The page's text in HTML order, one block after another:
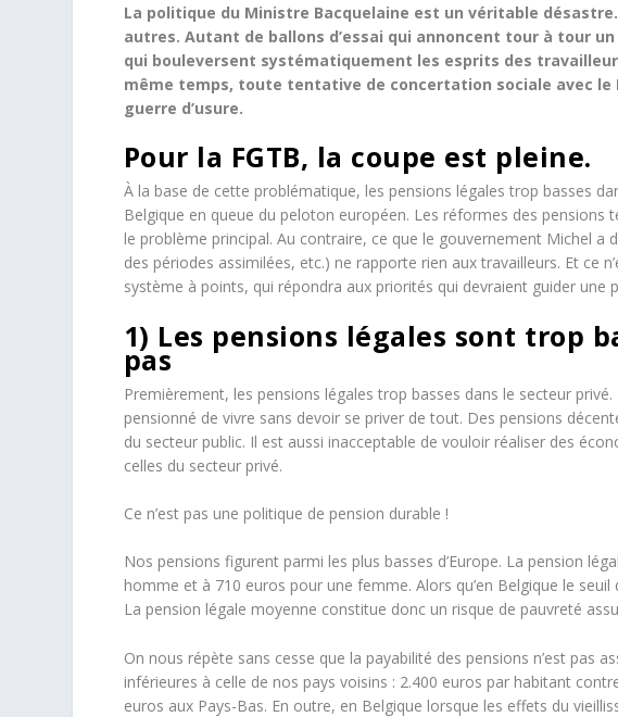
La politique du Ministre Bacquelaine est un véritable
autres. Autant de ballons d’essai qui annoncent tour à tour
qui bouleversent systématiquement les esprits des
même temps, toute tentative de concertation sociale avec le
guerre d’usure.
Pour la FGTB, la coupe est pleine.
À la base de cette problématique, les pensions légales trop basses
Belgique en queue du peloton européen. Les réformes des pensions
le problème principal. Au contraire, ce que le gouvernement Michel a
des périodes assimilées, etc.) ne rapporte rien aux travailleurs. Et ce
système à points, qui répondra aux priorités qui devraient guider une
1) Les pensions légales sont trop
pas
Premièrement, les pensions légales trop basses dans le secteur
pensionné de vivre sans devoir se priver de tout. Des pensions
du secteur public. Il est aussi inacceptable de vouloir réaliser des
celles du secteur privé.
Ce n’est pas une politique de pension durable !
Nos pensions figurent parmi les plus basses d’Europe. La pension
homme et à 710 euros pour une femme. Alors qu’en Belgique le
La pension légale moyenne constitue donc un risque de pauvreté
On nous répète sans cesse que la payabilité des pensions n’est pas
inférieures à celle de nos pays voisins : 2.400 euros par habitant
euros aux Pays-Bas. En outre, en Belgique lorsque les effets du